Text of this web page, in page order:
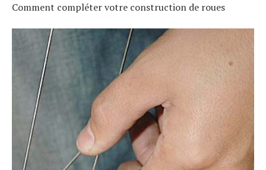
Comment compléter votre construction de roues